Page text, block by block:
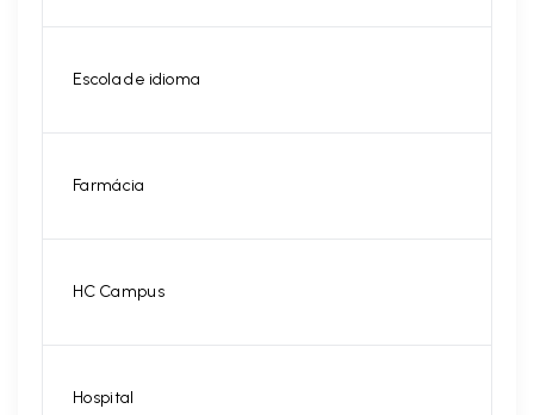
Escola de idioma
Farmácia
HC Campus
Hospital